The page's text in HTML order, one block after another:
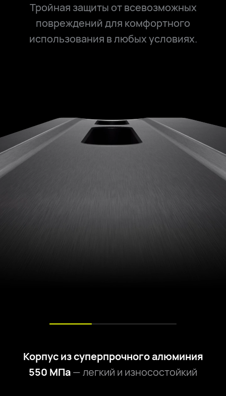
Тройная защиты от всевозможных
повреждений для комфортного
использования в любых условиях.
Корпус из суперпрочного алюминия
550 МПа— легкий и износостойкий